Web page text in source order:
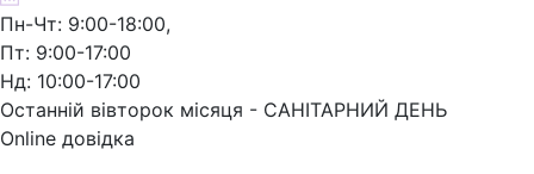
Пн-Чт: 9:00-18:00,
Пт: 9:00-17:00
Нд: 10:00-17:00
Останній вівторок місяця - САНІТАРНИЙ ДЕНЬ
Online довідка